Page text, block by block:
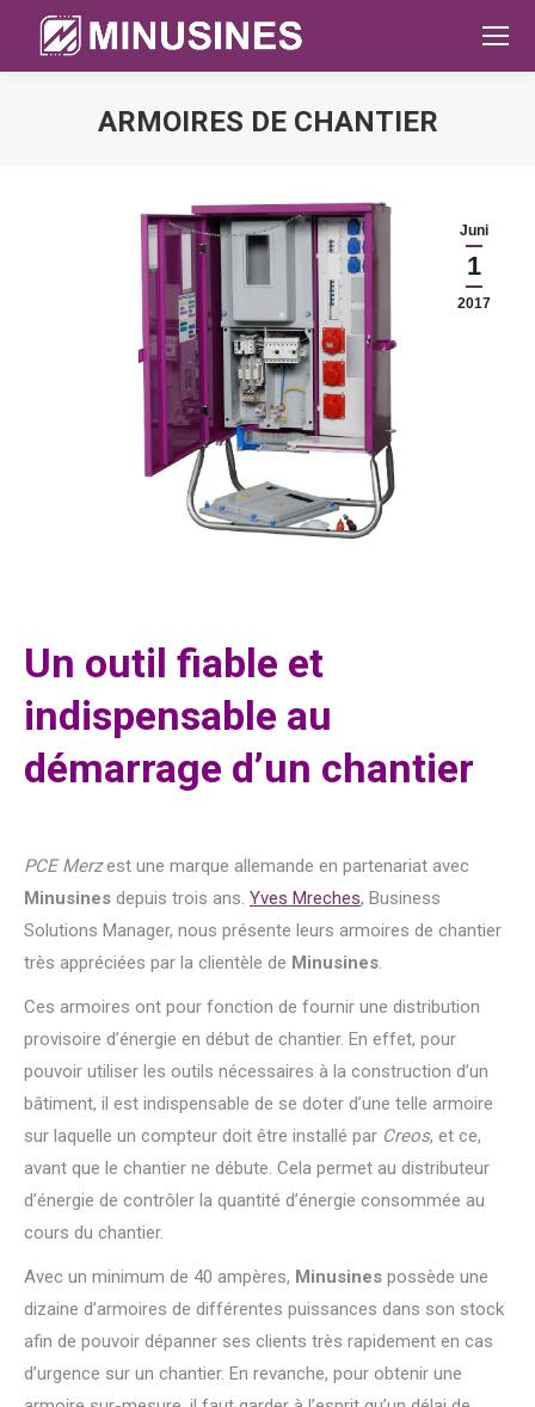
ARMOIRES DE CHANTIER
Juni
1
2017
Un outil fiable et
indispensable au
démarrage d’un chantier
PCE Merzest une marque allemande en partenariat avec
Minusines depuis trois ans. Yves Mreches, Business
Solutions Manager, nous présente leurs armoires de chantier
très appréciées par la clientèle de Minusines.
Ces armoires ont pour fonction de fournir une distribution
provisoire d’énergie en début de chantier. En effet, pour
pouvoir utiliser les outils nécessaires à la construction d’un
bâtiment, il est indispensable de se doter d’une telle armoire
sur laquelle un compteur doit être installé par Creos, et ce,
avant que le chantier ne débute. Cela permet au distributeur
d’énergie de contrôler la quantité d’énergie consommée au
cours du chantier.
Avec un minimum de 40 ampères, Minusines possède une
dizaine d’armoires de différentes puissances dans son stock
afin de pouvoir dépanner ses clients très rapidement en cas
d’urgence sur un chantier. En revanche, pour obtenir une